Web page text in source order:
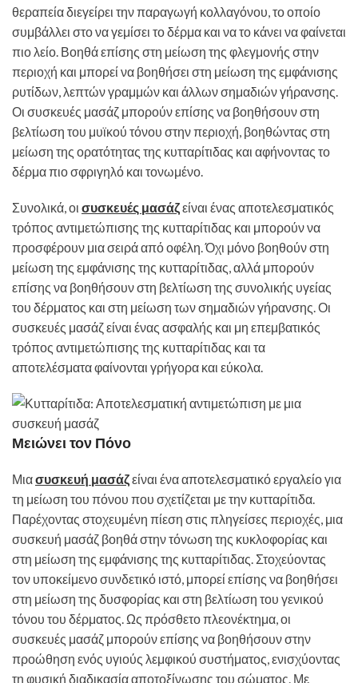
θεραπεία διεγείρει την παραγωγή κολλαγόνου, το οποίο
συμβάλλει στο να γεμίσει το δέρμα και να το κάνει να φαίνεται
πιο λείο. Βοηθά επίσης στη μείωση της φλεγμονής στην
περιοχή και μπορεί να βοηθήσει στη μείωση της εμφάνισης
ρυτίδων, λεπτών γραμμών και άλλων σημαδιών γήρανσης.
Οι συσκευές μασάζ μπορούν επίσης να βοηθήσουν στη
βελτίωση του μυϊκού τόνου στην περιοχή, βοηθώντας στη
μείωση της ορατότητας της κυτταρίτιδας και αφήνοντας το
δέρμα πιο σφριγηλό και τονωμένο.
Συνολικά, οι συσκευές μασάζείναι ένας αποτελεσματικός
τρόπος αντιμετώπισης της κυτταρίτιδας και μπορούν να
προσφέρουν μια σειρά από οφέλη. Όχι μόνο βοηθούν στη
μείωση της εμφάνισης της κυτταρίτιδας, αλλά μπορούν
επίσης να βοηθήσουν στη βελτίωση της συνολικής υγείας
του δέρματος και στη μείωση των σημαδιών γήρανσης. Οι
συσκευές μασάζ είναι ένας ασφαλής και μη επεμβατικός
τρόπος αντιμετώπισης της κυτταρίτιδας και τα
αποτελέσματα φαίνονται γρήγορα και εύκολα.
Μειώνει τον Πόνο
Μιασυσκευή μασάζείναι ένα αποτελεσματικό εργαλείο για
τη μείωση του πόνου που σχετίζεται με την κυτταρίτιδα.
Παρέχοντας στοχευμένη πίεση στις πληγείσες περιοχές, μια
συσκευή μασάζ βοηθά στην τόνωση της κυκλοφορίας και
στη μείωση της εμφάνισης της κυτταρίτιδας. Στοχεύοντας
τον υποκείμενο συνδετικό ιστό, μπορεί επίσης να βοηθήσει
στη μείωση της δυσφορίας και στη βελτίωση του γενικού
τόνου του δέρματος. Ως πρόσθετο πλεονέκτημα, οι
συσκευές μασάζ μπορούν επίσης να βοηθήσουν στην
προώθηση ενός υγιούς λεμφικού συστήματος, ενισχύοντας
τη φυσική διαδικασία αποτοξίνωσης του σώματος. Με